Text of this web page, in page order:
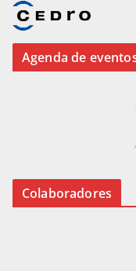
Agenda de
Colaboradores